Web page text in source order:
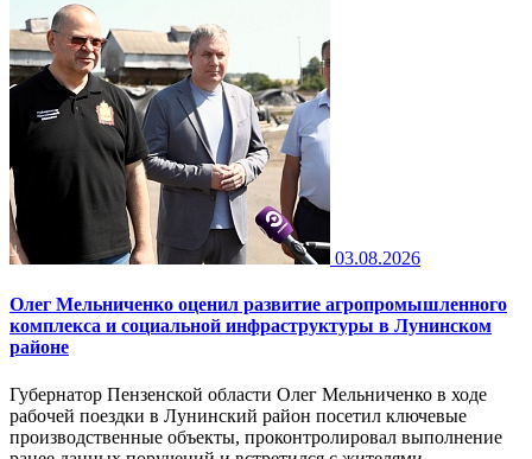
03.08.2026
Олег Мельниченко оценил развитие агропромышленного
комплекса и социальной инфраструктуры в Лунинском
районе
Губернатор Пензенской области Олег Мельниченко в ходе
рабочей поездки в Лунинский район посетил ключевые
производственные объекты, проконтролировал выполнение